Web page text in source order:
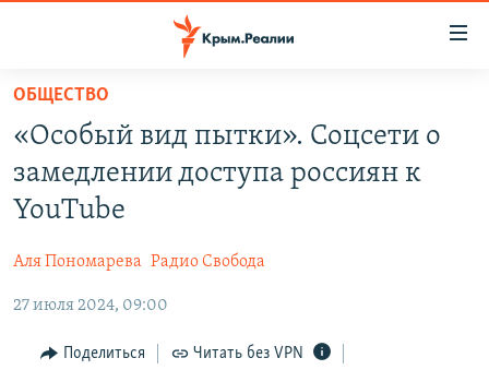
Вернуться
основному
содержанию
Вернутся
главной
Вернутся
поиску
НОВОСТИ
ГРУЗ 200
11 ЛЕТ ОККУПАЦИИ КРЫМА. 11 ИСТОРИЙ СОПРОТИВЛЕНИЯ
ВОДА
ЕЩЕ
ИНТЕРАКТИВ
ИНФОГРАФИКА
РАДІО СВОБОДА
КАК ОБОЙТИ БЛОКИРОВКУ
ОБЩЕСТВО
«Особый вид пытки». Соцсети о
замедлении доступа россиян к
YouTube
Аля Пономарева Радио Свобода
27 июля 2024, 09:00
Поделиться Читать без VPN